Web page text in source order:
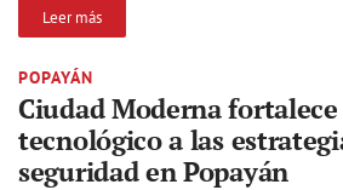
Leer más
POPAYÁN
Ciudad Moderna
tecnológico a las
seguridad en Popayán